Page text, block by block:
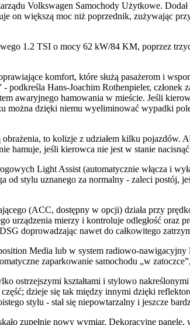
Volkswagen Samochody Użytkowe.
on większą moc niż poprzednik, zużywając
1.2 TSI o mocy 62 kW/84 KM, poprzez
komfort, które służą pasażerom i
Hans-Joachim Rothenpieler,
awaryjnego hamowania w mieście. Jeśli
można dzięki niemu wyeliminować wypadki
to kolizje z udziałem kilku
hamuje, jeśli kierowca nie jest w stanie nacisnąć
Light Assist (automatycznie włącza i
stylu uznanego za normalny - zaleci postój,
(ACC, dostępny w opcji) działa przy
urządzenia mierzy i kontroluje odległość oraz
doprowadzając nawet do całkowitego
Media lub w system radiowo-
zaparkowanie samochodu „w
ostrzejszymi kształtami i stylowo
dzieje się tak między innymi dzięki
stylu - stał się niepowtarzalny i jeszcze
zupełnie nowy wymiar. Dekoracyjne